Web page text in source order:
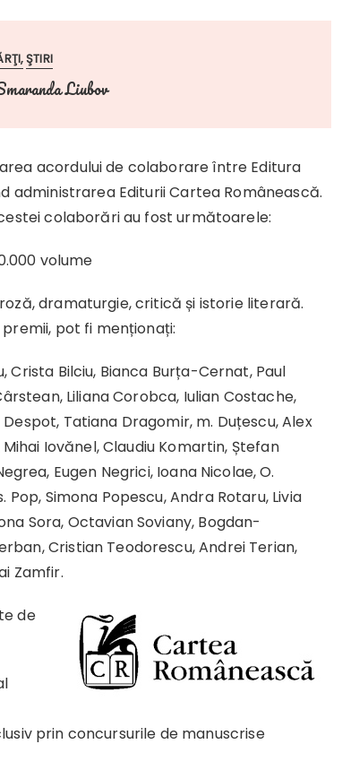
ŞTIRI
Liubov
acordului de colaborare între Editura
administrarea Editurii Cartea Românească.
colaborări au fost următoarele:
volume
dramaturgie, critică și istorie literară.
pot fi menționați:
Crista Bilciu, Bianca Burța-Cernat, Paul
Liliana Corobca, Iulian Costache,
Tatiana Dragomir, m. Duțescu, Alex
Iovănel, Claudiu Komartin, Ștefan
Eugen Negrici, Ioana Nicolae, O.
Pop, Simona Popescu, Andra Rotaru, Livia
Sora, Octavian Soviany, Bogdan-
Cristian Teodorescu, Andrei Terian,
Zamfir.
de
prin concursurile de manuscrise